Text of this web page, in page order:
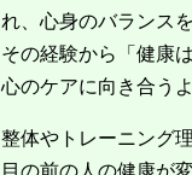
れ、心身のバランスを
その経験から「健康
心のケアに向き合う
整体やトレーニング
目の前の人の健康が